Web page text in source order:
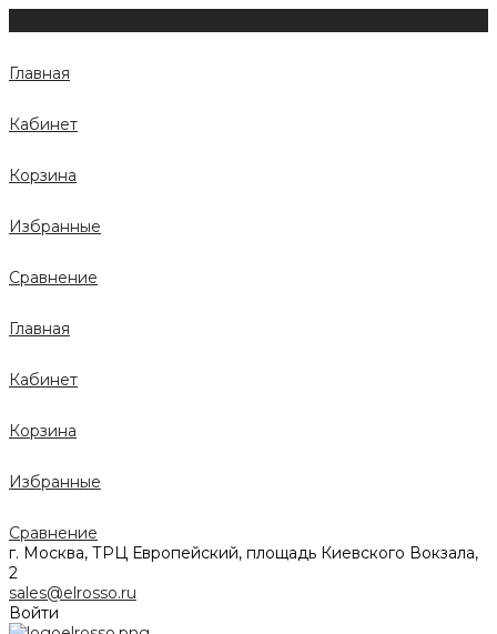
Главная
Кабинет
Корзина
Избранные
Сравнение
Главная
Кабинет
Корзина
Избранные
Сравнение
г. Москва, ТРЦ Европейский, площадь Киевского Вокзала,
2
sales@elrosso.ru
Войти